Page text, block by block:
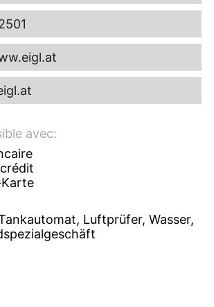
avec:
Luftprüfer, Wasser,